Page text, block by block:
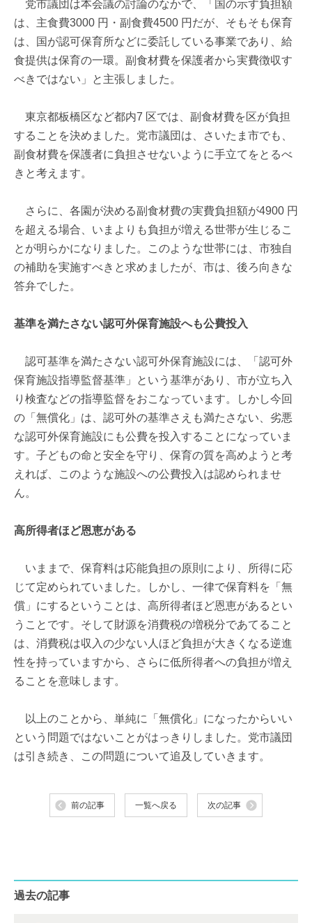
党市議団は本会議の討論のなかで、「国の示す負担額
は、主食費3000 円・副食費4500 円だが、そもそも保育
は、国が認可保育所などに委託している事業であり、給
食提供は保育の一環。副食材費を保護者から実費徴収す
べきではない」と主張しました。
東京都板橋区など都内7 区では、副食材費を区が負担
することを決めました。党市議団は、さいたま市でも、
副食材費を保護者に負担させないように手立てをとるべ
きと考えます。
さらに、各園が決める副食材費の実費負担額が4900 円
を超える場合、いまよりも負担が増える世帯が生じるこ
とが明らかになりました。このような世帯には、市独自
の補助を実施すべきと求めましたが、市は、後ろ向きな
答弁でした。
基準を満たさない認可外保育施設へも公費投入
認可基準を満たさない認可外保育施設には、「認可外
保育施設指導監督基準」という基準があり、市が立ち入
り検査などの指導監督をおこなっています。しかし今回
の「無償化」は、認可外の基準さえも満たさない、劣悪
な認可外保育施設にも公費を投入することになっていま
す。子どもの命と安全を守り、保育の質を高めようと考
えれば、このような施設への公費投入は認められませ
ん。
高所得者ほど恩恵がある
いままで、保育料は応能負担の原則により、所得に応
じて定められていました。しかし、一律で保育料を「無
償」にするということは、高所得者ほど恩恵があるとい
うことです。そして財源を消費税の増税分であてること
は、消費税は収入の少ない人ほど負担が大きくなる逆進
性を持っていますから、さらに低所得者への負担が増え
ることを意味します。
以上のことから、単純に「無償化」になったからいい
という問題ではないことがはっきりしました。党市議団
は引き続き、この問題について追及していきます。
前の記事 一覧へ戻る 次の記事
過去の記事